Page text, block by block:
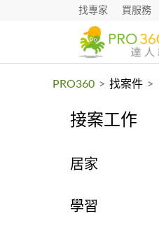
找專家 買服務
PRO360 > 找案件 >
接案工作
居家
學習